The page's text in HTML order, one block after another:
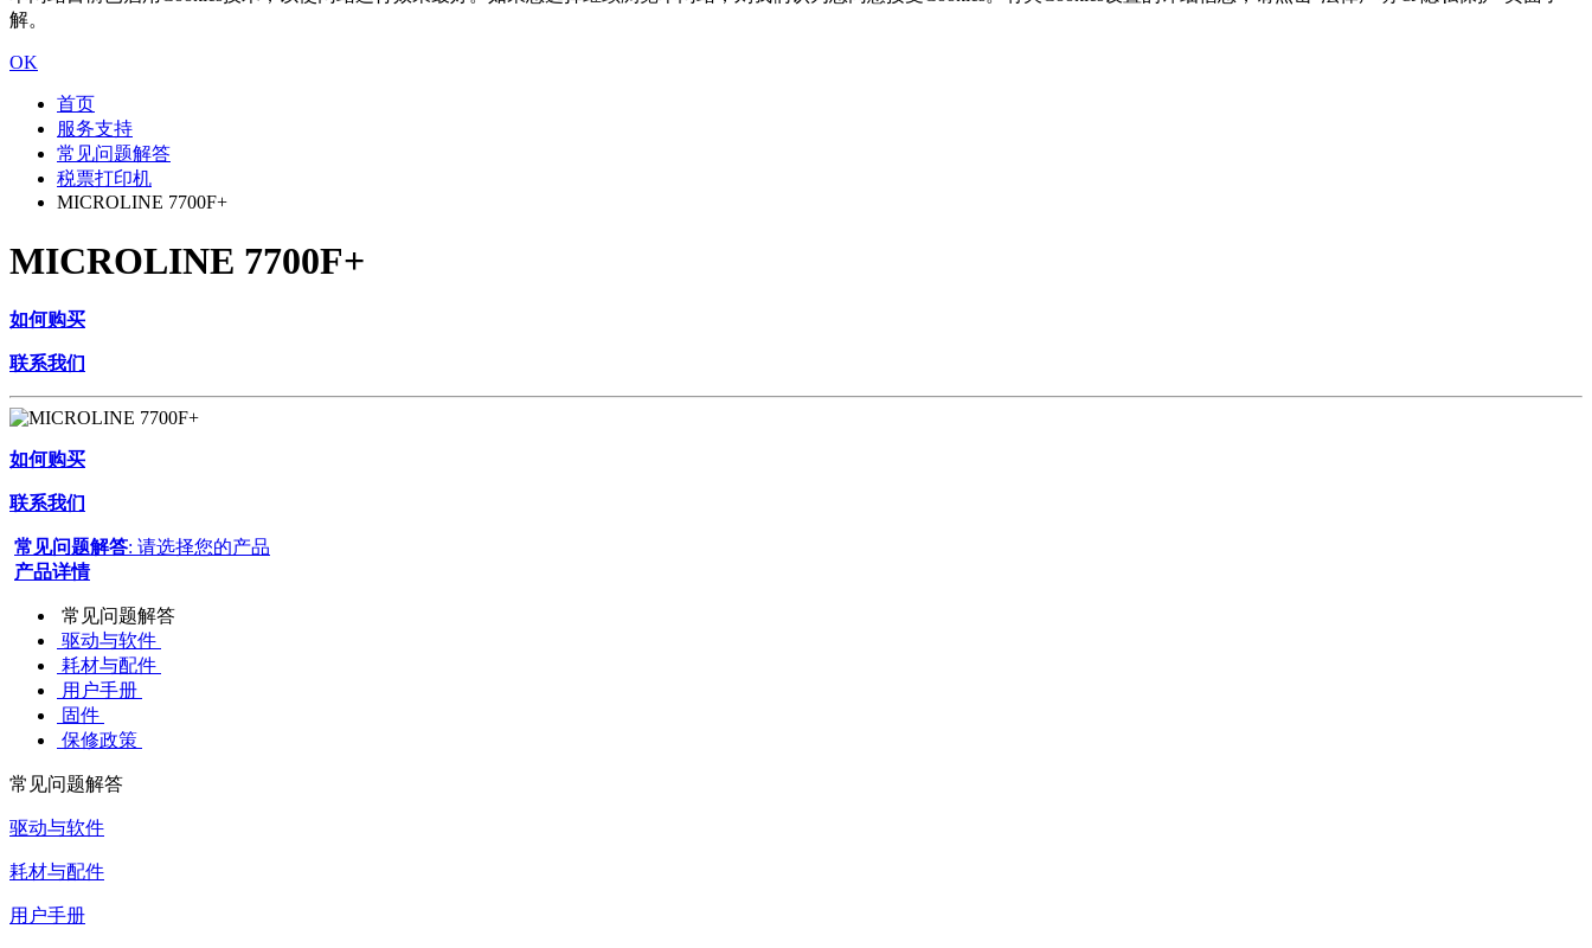
解。
OK
首页
服务支持
常见问题解答
税票打印机
MICROLINE 7700F+
MICROLINE 7700F+
如何购买
联系我们
如何购买
联系我们
常见问题解答: 请选择您的产品
产品详情
常见问题解答
驱动与软件
耗材与配件
用户手册
固件
保修政策
常见问题解答
驱动与软件
耗材与配件
用户手册